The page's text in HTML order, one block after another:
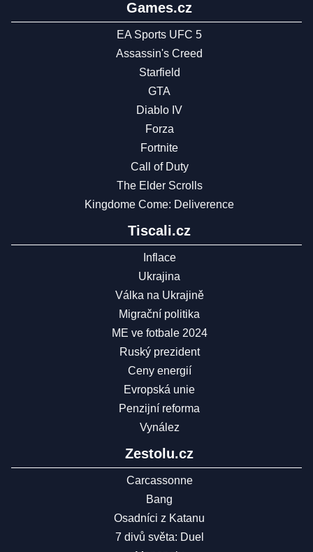
Games.cz
EA Sports UFC 5
Assassin's Creed
Starfield
GTA
Diablo IV
Forza
Fortnite
Call of Duty
The Elder Scrolls
Kingdome Come: Deliverence
Tiscali.cz
Inflace
Ukrajina
Válka na Ukrajině
Migrační politika
ME ve fotbale 2024
Ruský prezident
Ceny energií
Evropská unie
Penzijní reforma
Vynález
Zestolu.cz
Carcassonne
Bang
Osadníci z Katanu
7 divů světa: Duel